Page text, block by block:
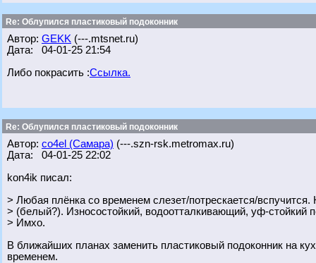
Re: Облупился пластиковый подоконник
Автор: GEKK (---.mtsnet.ru)
Дата: 04-01-25 21:54
Либо покрасить :Ссылка.
Re: Облупился пластиковый подоконник
Автор: co4el (Самара) (---.szn-rsk.metromax.ru)
Дата: 04-01-25 22:02
kon4ik писал:
> Любая плёнка со временем слезет/потрескается/
> (белый?). Износостойкий, водоотталкивающий, уф-стойкий
> Имхо.
В ближайших планах заменить пластиковый подоконник на
временем.